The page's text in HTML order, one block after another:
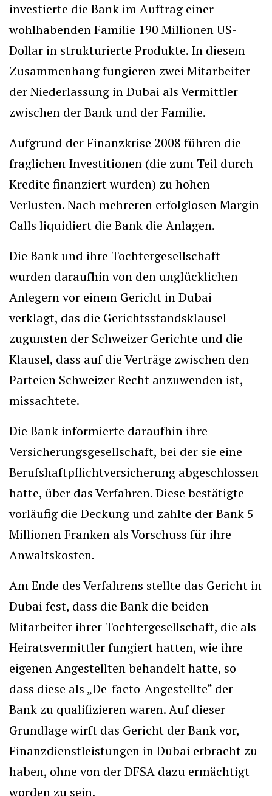
investierte die Bank im Auftrag einer
wohlhabenden Familie 190 Millionen US-
Dollar in strukturierte Produkte. In diesem
Zusammenhang fungieren zwei Mitarbeiter
der Niederlassung in Dubai als Vermittler
zwischen der Bank und der Familie.
Aufgrund der Finanzkrise 2008 führen die
fraglichen Investitionen (die zum Teil durch
Kredite finanziert wurden) zu hohen
Verlusten. Nach mehreren erfolglosen Margin
Calls liquidiert die Bank die Anlagen.
Die Bank und ihre Tochtergesellschaft
wurden daraufhin von den unglücklichen
Anlegern vor einem Gericht in Dubai
verklagt, das die Gerichtsstandsklausel
zugunsten der Schweizer Gerichte und die
Klausel, dass auf die Verträge zwischen den
Parteien Schweizer Recht anzuwenden ist,
missachtete.
Die Bank informierte daraufhin ihre
Versicherungsgesellschaft, bei der sie eine
Berufshaftpflichtversicherung abgeschlossen
hatte, über das Verfahren. Diese bestätigte
vorläufig die Deckung und zahlte der Bank 5
Millionen Franken als Vorschuss für ihre
Anwaltskosten.
Am Ende des Verfahrens stellte das Gericht in
Dubai fest, dass die Bank die beiden
Mitarbeiter ihrer Tochtergesellschaft, die als
Heiratsvermittler fungiert hatten, wie ihre
eigenen Angestellten behandelt hatte, so
dass diese als „De-facto-Angestellte“ der
Bank zu qualifizieren waren. Auf dieser
Grundlage wirft das Gericht der Bank vor,
Finanzdienstleistungen in Dubai erbracht zu
haben, ohne von der DFSA dazu ermächtigt
worden zu sein.